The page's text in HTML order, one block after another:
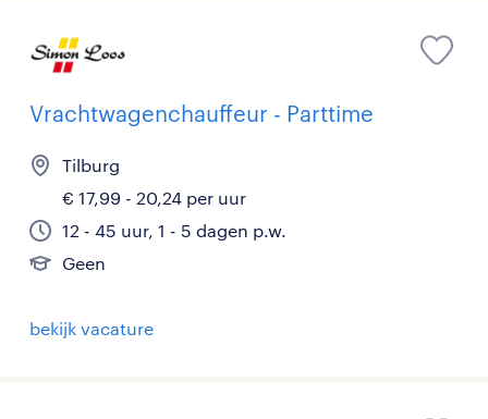
Vrachtwagenchauffeur - Parttime
Tilburg
€ 17,99 - 20,24 per uur
12 - 45 uur, 1 - 5 dagen p.w.
Geen
bekijk vacature